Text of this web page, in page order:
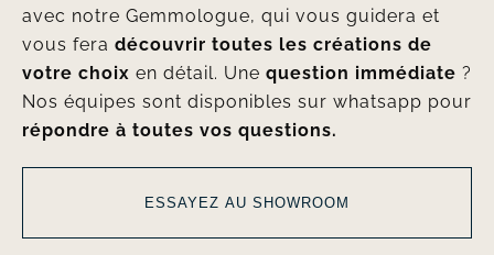
avec notre Gemmologue, qui vous guidera et
vous fera découvrir toutes les créations de
votre choix en détail. Une question immédiate ?
Nos équipes sont disponibles sur whatsapp pour
répondre à toutes vos questions.
ESSAYEZ AU SHOWROOM